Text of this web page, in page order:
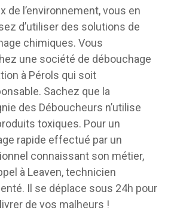
de l’environnement, vous en
d’utiliser des solutions de
chimiques. Vous
une société de débouchage
à Pérols qui soit
Sachez que la
des Déboucheurs n’utilise
toxiques. Pour un
rapide effectué par un
connaissant son métier,
à Leaven, technicien
Il se déplace sous 24h pour
de vos malheurs !